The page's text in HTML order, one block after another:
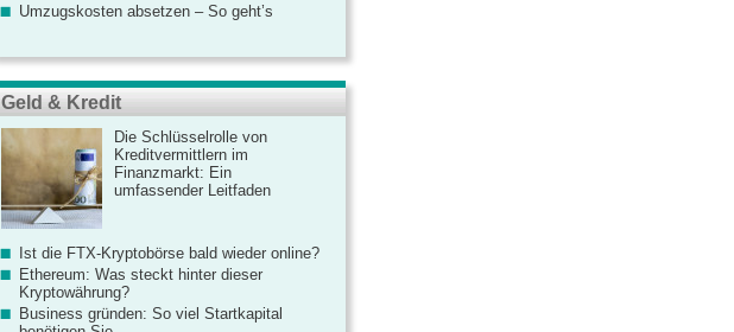
Umzugskosten absetzen – So geht’s
Geld & Kredit
Die Schlüsselrolle von
Kreditvermittlern im
Finanzmarkt: Ein
umfassender Leitfaden
Ist die FTX-Kryptobörse bald wieder online?
Ethereum: Was steckt hinter dieser
Kryptowährung?
Business gründen: So viel Startkapital